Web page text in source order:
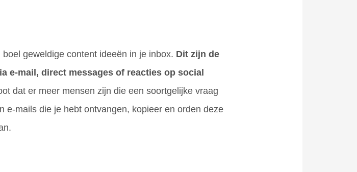
geweldige content ideeën in je inbox. Dit zijn de
e-mail, direct messages of reacties op social
dat er meer mensen zijn die een soortgelijke vraag
e-mails die je hebt ontvangen, kopieer en orden deze